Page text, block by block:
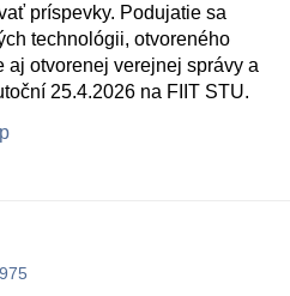
príspevky. Podujatie sa
technológii, otvoreného
aj otvorenej verejnej správy a
25.4.2026 na FIIT STU.